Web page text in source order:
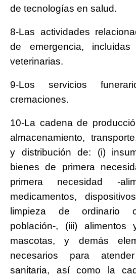
de tecnologías en salud.
8-Las actividades
de emergencia,
veterinarias.
9-Los servicios
cremaciones.
10-La cadena de
almacenamiento,
y distribución de: (i)
bienes de primera
primera necesidad -
medicamentos,
limpieza de ordinario
población-, (iii) alimentos
mascotas, y demás
necesarios para
sanitaria, así como la